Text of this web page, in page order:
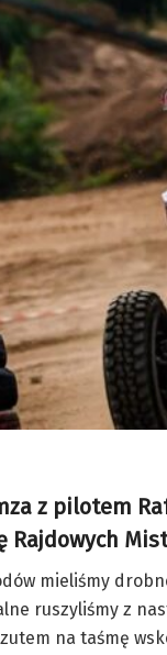
z pilotem
Rajdowych
mieliśmy
ruszyliśmy z
na taśmę